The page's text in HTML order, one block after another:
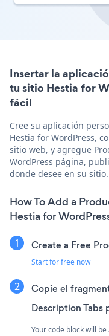
Insertar la
tu sitio Hestia for
fácil
Cree su aplicación
Hestia for WordPress,
sitio web, y agregue
WordPress página,
donde desee en su sitio.
How To Add a
Hestia for
Create a Free
Start for free now
Copie el
Description Tabs
Your code block will